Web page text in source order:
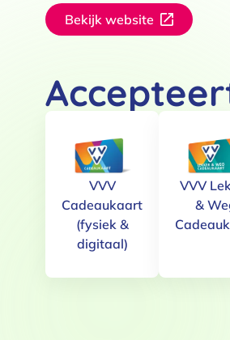
Bekijk website
VVV
Cadeaukaart
(fysiek &
digitaal)
VVV
&